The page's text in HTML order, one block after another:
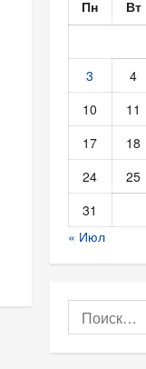
Пн
Вт
3
4
10
11
17
18
24
25
31
« Июл
Найти: